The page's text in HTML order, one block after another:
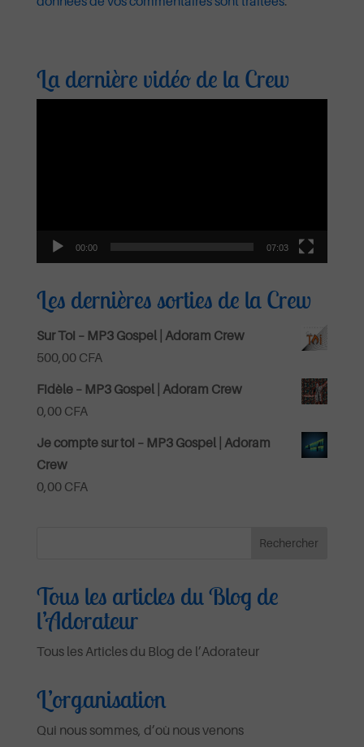
La dernière vidéo de la Crew
00:00 07:03
Les dernières sorties de la Crew
Sur Toi – MP3 Gospel | Adoram Crew
500,00 CFA
Fidèle – MP3 Gospel | Adoram Crew
0,00 CFA
Je compte sur toi – MP3 Gospel | Adoram
Crew
0,00 CFA
Tous les articles du Blog de
l’Adorateur
Tous les Articles du Blog de l’Adorateur
L’organisation
Qui nous sommes, d’où nous venons